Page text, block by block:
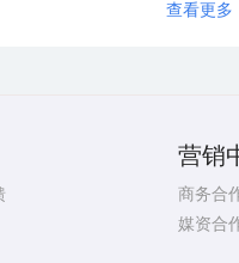
查看更多
营销
商务合
媒资合